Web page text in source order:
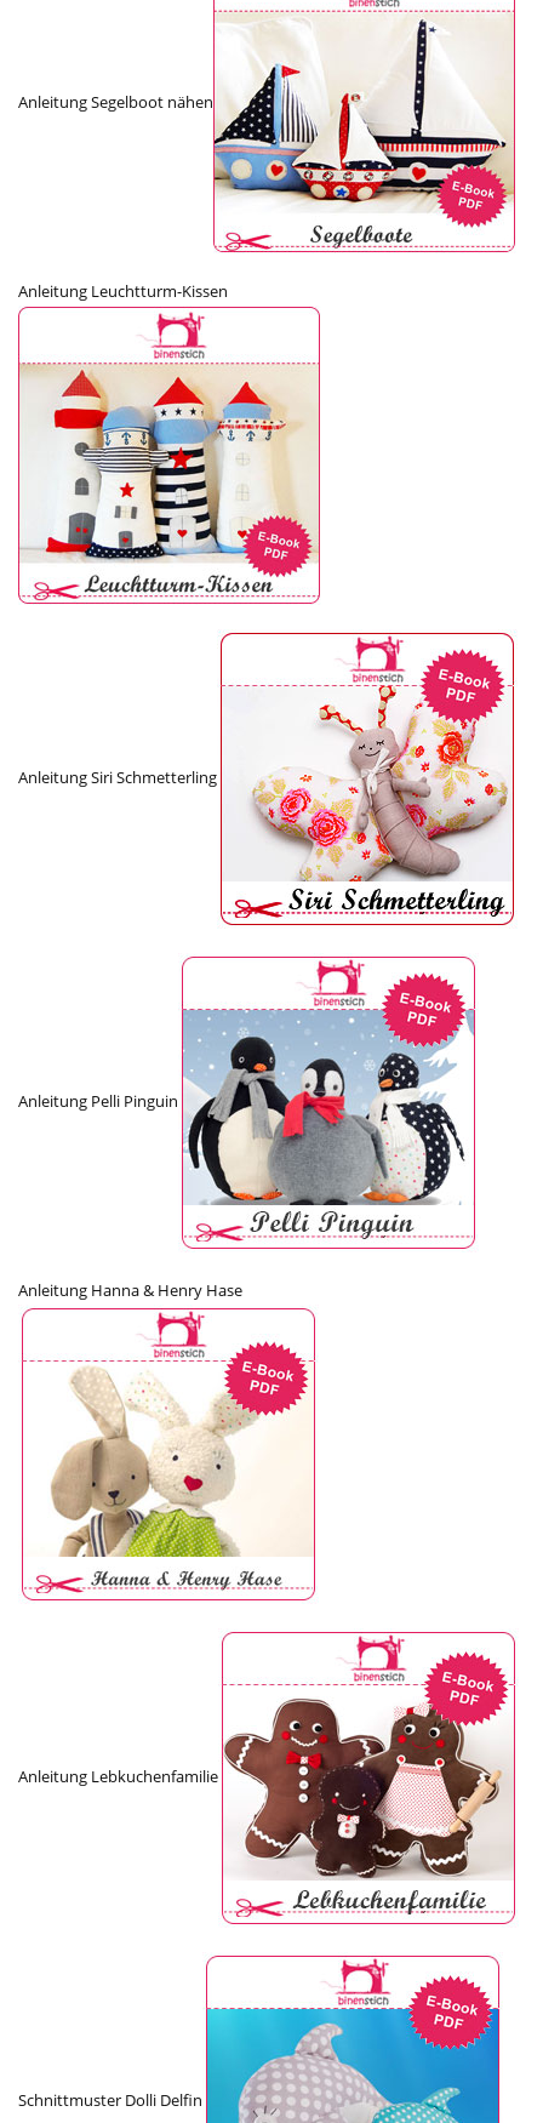
Anleitung Segelboot nähen
Anleitung Leuchtturm-Kissen
Anleitung Siri Schmetterling
Anleitung Pelli Pinguin
Anleitung Hanna & Henry Hase
Anleitung Lebkuchenfamilie
Schnittmuster Dolli Delfin